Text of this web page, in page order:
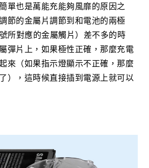
單也是萬能充能夠風靡的原因之
節的金屬片調節到和電池的兩極
所對應的金屬觸片）差不多的時
彈片上，如果極性正確，那麼充電
來（如果指示燈顯示不正確，那麼
），這時候直接插到電源上就可以